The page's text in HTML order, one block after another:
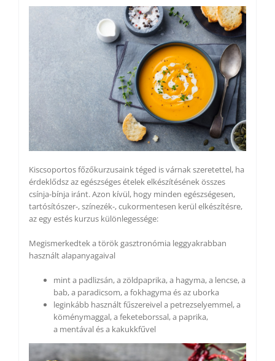
Kiscsoportos főzőkurzusaink téged is várnak szeretettel, ha
érdeklődsz az egészséges ételek elkészítésének összes
csínja-bínja iránt. Azon kívül, hogy minden egészségesen,
tartósítószer-, színezék-, cukormentesen kerül elkészítésre,
az egy estés kurzus különlegessége:
Megismerkedtek a török gasztronómia leggyakrabban
használt alapanyagaival
mint a padlizsán, a zöldpaprika, a hagyma, a lencse, a
bab, a paradicsom, a fokhagyma és az uborka
leginkább használt fűszereivel a petrezselyemmel, a
köménymaggal, a feketeborssal, a paprika,
a mentával és a kakukkfűvel